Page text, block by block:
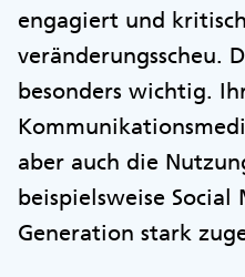
engagiert und
veränderungsscheu.
besonders wichtig.
aber auch die
beispielsweise
Generation stark